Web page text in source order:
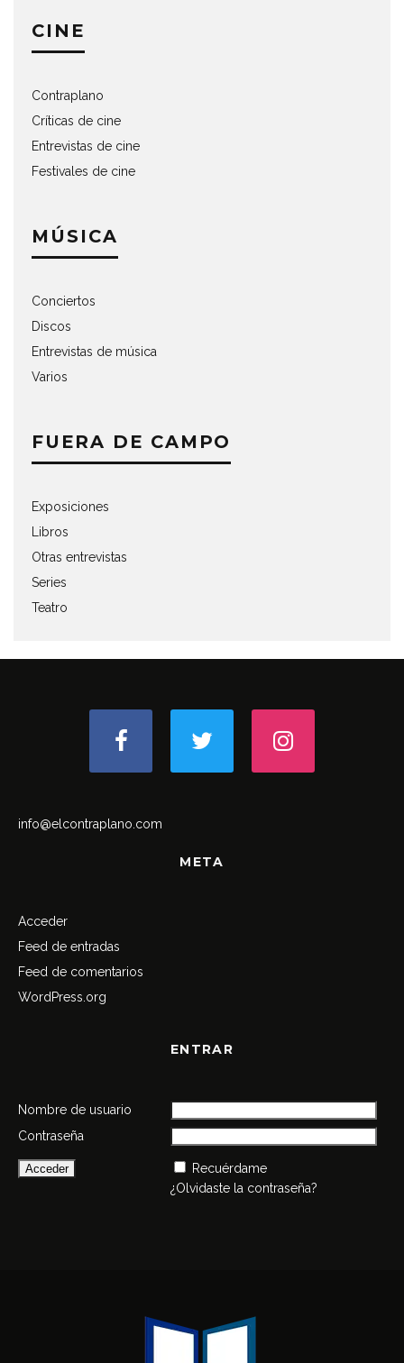
CINE
Contraplano
Críticas de cine
Entrevistas de cine
Festivales de cine
MÚSICA
Conciertos
Discos
Entrevistas de música
Varios
FUERA DE CAMPO
Exposiciones
Libros
Otras entrevistas
Series
Teatro
info@elcontraplano.com
META
Acceder
Feed de entradas
Feed de comentarios
WordPress.org
ENTRAR
Nombre de usuario
Contraseña
Recuérdame
¿Olvidaste la contraseña?